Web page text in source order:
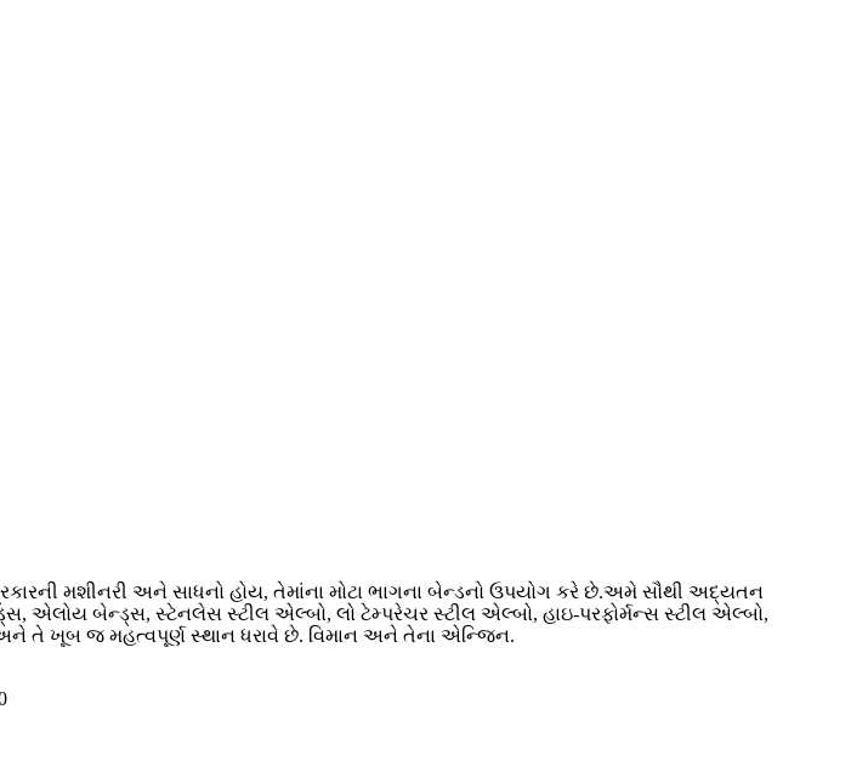
મશીનરી અને સાધનો હોય, તેમાંના મોટા ભાગના બેન્ડનો ઉપયોગ કરે છે.અમે સૌથી અદ્યતન
એલોય બેન્ડ્સ, સ્ટેનલેસ સ્ટીલ એલ્બો, લો ટેમ્પરેચર સ્ટીલ એલ્બો, હાઇ-પરફોર્મન્સ સ્ટીલ એલ્બો,
તે ખૂબ જ મહત્વપૂર્ણ સ્થાન ધરાવે છે. વિમાન અને તેના એન્જિન.